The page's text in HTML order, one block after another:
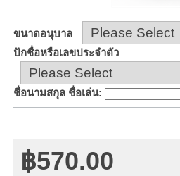
ขนาดอนุบาล
ปักชื่อหรือเลขประจำตัว
ชื่อนามสกุล ชื่อเล่น:
฿570.00